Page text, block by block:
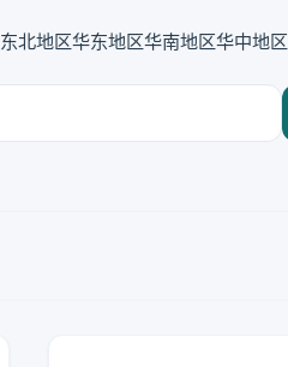
东北地区华东地区华南地区华中地区